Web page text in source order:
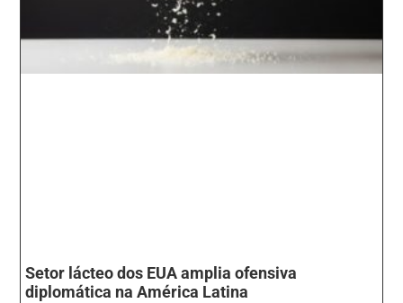
Setor lácteo dos EUA amplia ofensiva
diplomática na América Latina